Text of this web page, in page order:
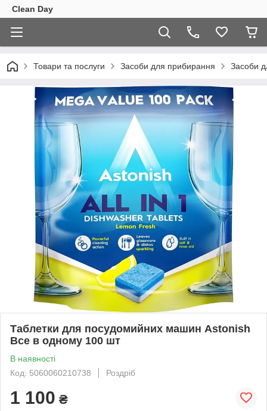
Clean Day
Товари та послуги Засоби для прибирання Засоби
Таблетки для посудомийних машин Astonish
Все в одному 100 шт
В наявності
Код: 5060060210738
Роздріб
1 100 ₴